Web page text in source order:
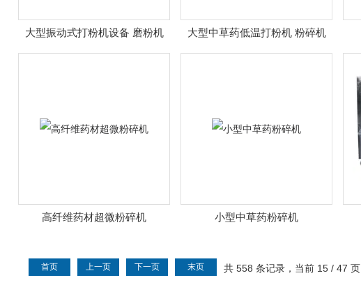
大型振动式打粉机设备 磨粉机 大型中草药低温打粉机 粉碎机
高纤维药材超微粉碎机 小型中草药粉碎机
共 558 条记录，当前 15 / 47 页
首页 上一页 下一页 末页